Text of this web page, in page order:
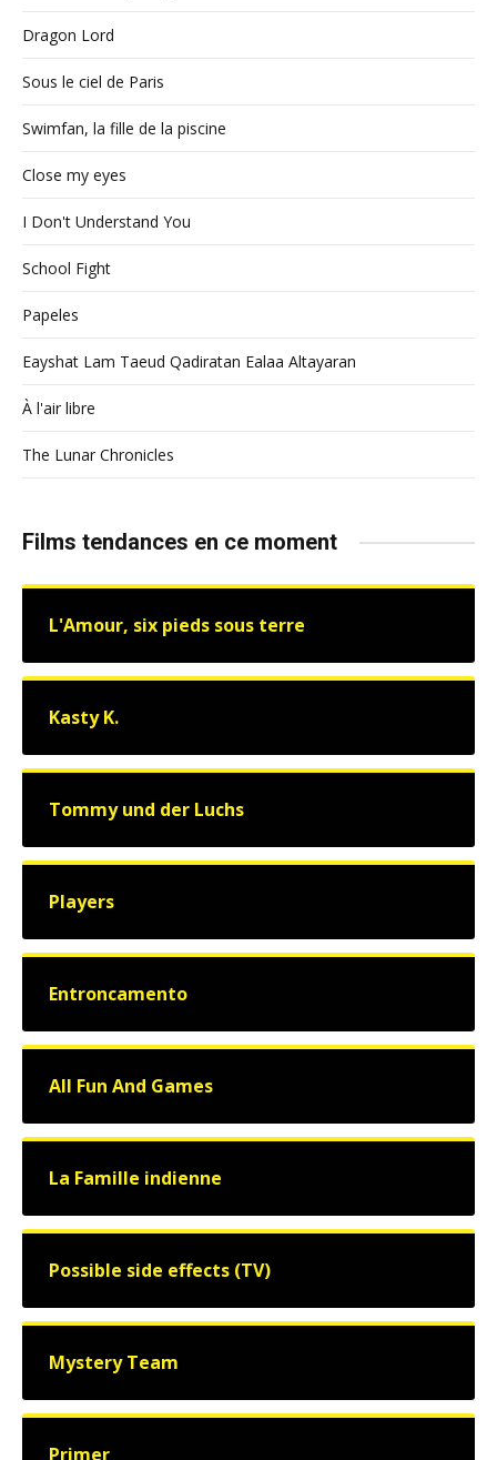
Dragon Lord
Sous le ciel de Paris
Swimfan, la fille de la piscine
Close my eyes
I Don't Understand You
School Fight
Papeles
Eayshat Lam Taeud Qadiratan Ealaa Altayaran
À l'air libre
The Lunar Chronicles
Films tendances en ce moment
L'Amour, six pieds sous terre
Kasty K.
Tommy und der Luchs
Players
Entroncamento
All Fun And Games
La Famille indienne
Possible side effects (TV)
Mystery Team
Primer